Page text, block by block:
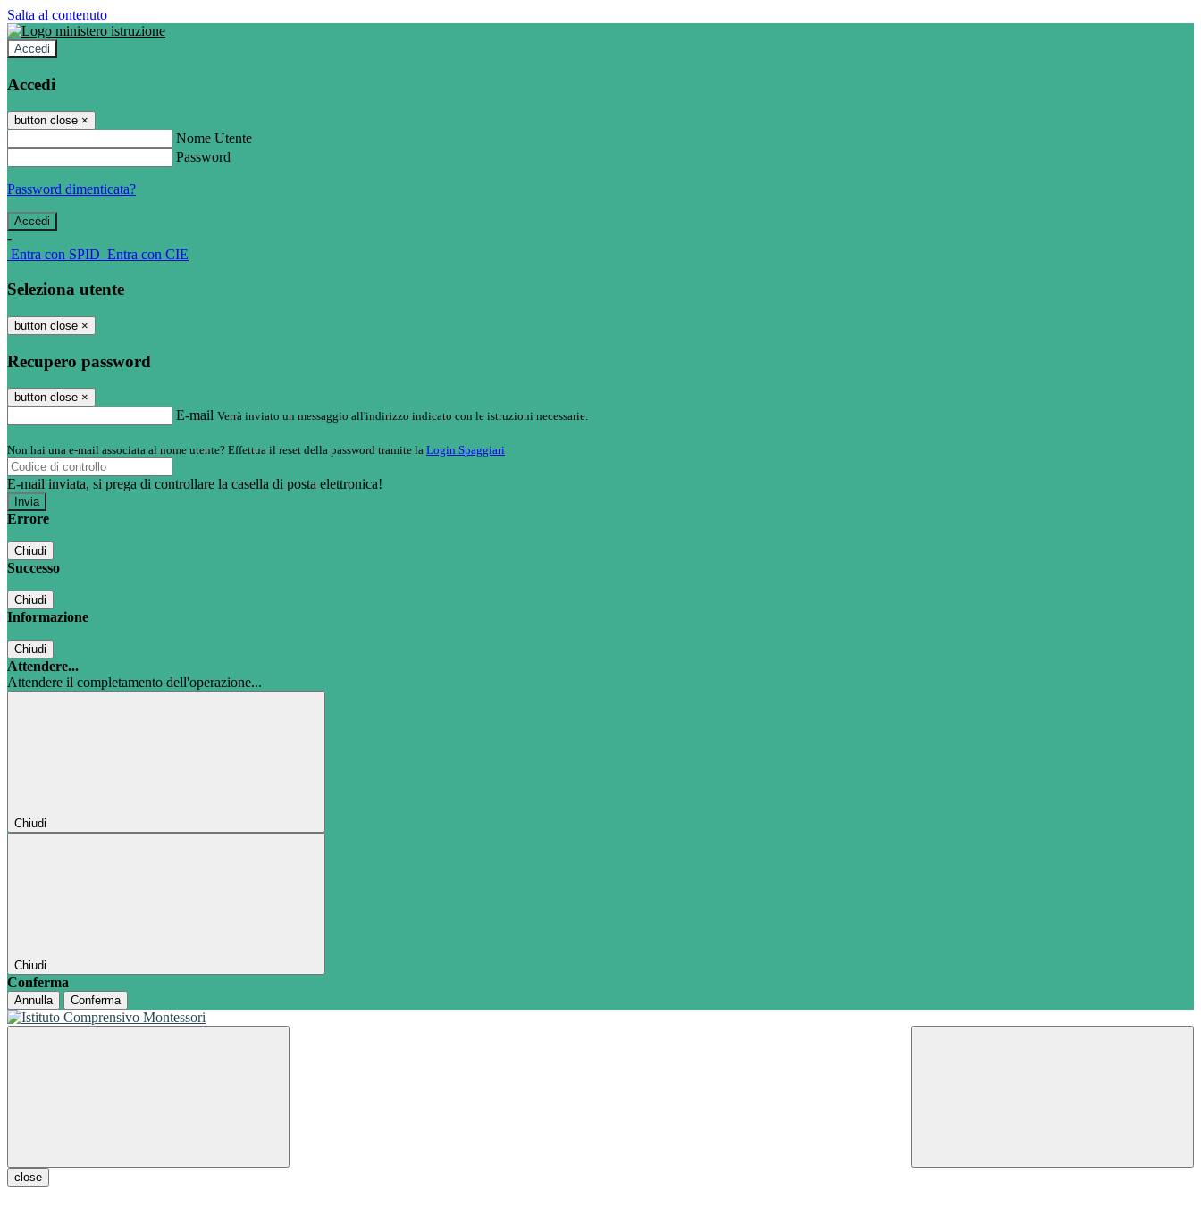
Salta al contenuto
Accedi
Accedi
button close ×
Nome Utente
Password
Password dimenticata?
-
Entra con SPID Entra con CIE
Seleziona utente
button close ×
Recupero password
button close ×
E-mail Verrà inviato un messaggio all'indirizzo indicato con le istruzioni necessarie.
Non hai una e-mail associata al nome utente? Effettua il reset della password tramite la Login Spaggiari
E-mail inviata, si prega di controllare la casella di posta elettronica!
Errore
Chiudi
Successo
Chiudi
Informazione
Chiudi
Attendere...
Attendere il completamento dell'operazione...
Chiudi
Chiudi
Conferma
Annulla Conferma
close